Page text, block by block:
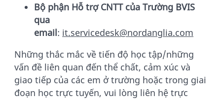
Bộ phận Hỗ trợ CNTT của Trường BVIS
qua
email: it.servicedesk@nordanglia.com
Những thắc mắc về tiến độ học tập/những
vấn đề liên quan đến thể chất, cảm xúc và
giao tiếp của các em ở trường hoặc trong giai
đoạn học trực tuyến, vui lòng liên hệ trực